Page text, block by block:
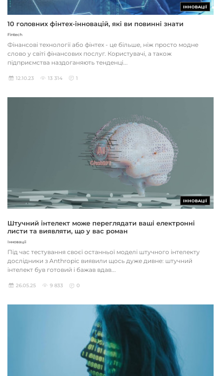
ІННОВАЦІЇ
10 головних фінтех-інновацій, які ви повинні знати
Fintech
Фінансові технології або фінтех - це більше, ніж просто модне
слово у світі фінансових послуг. Користувачі, а також
підприємства наздоганяють тенденці...
12.10.23 13 314 1
ІННОВАЦІЇ
Штучний інтелект може переглядати ваші електронні
листи та виявляти, що у вас роман
Інновації
Під час тестування своєї останньої моделі штучного інтелекту
дослідники з Anthropic виявили щось дуже дивне: штучний
інтелект був готовий і бажав вдав...
26.05.25 9 833 0